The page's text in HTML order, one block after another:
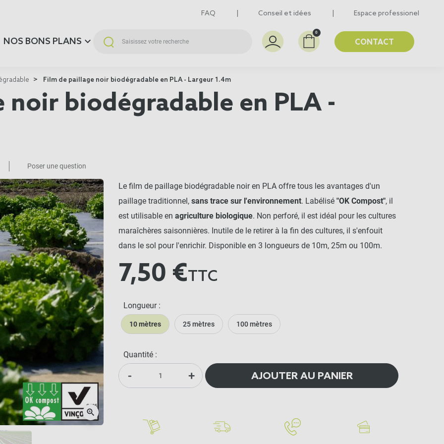
FAQ Conseil et idées Espace professionel
0
CONTACT
NOS BONS PLANS
Film de paillage noir biodégradable en PLA - Largeur 1.4m
noir biodégradable en PLA -
Poser une question
Suivant
keyboard_arrow_right
zoom_in
Le film de paillage biodégradable noir en PLA offre tous les avantages d'un
paillage traditionnel, sans trace sur l'environnement. Labélisé "OK Compost", il
est utilisable en agriculture biologique. Non perforé, il est idéal pour les cultures
maraîchères saisonnières. Inutile de le retirer à la fin des cultures, il s'enfouit
dans le sol pour l'enrichir. Disponible en 3 longueurs de 10m, 25m ou 100m.
7,50 €TTC
Longueur :
10 mètres 25 mètres 100 mètres
Quantité :
- + AJOUTER AU PANIER